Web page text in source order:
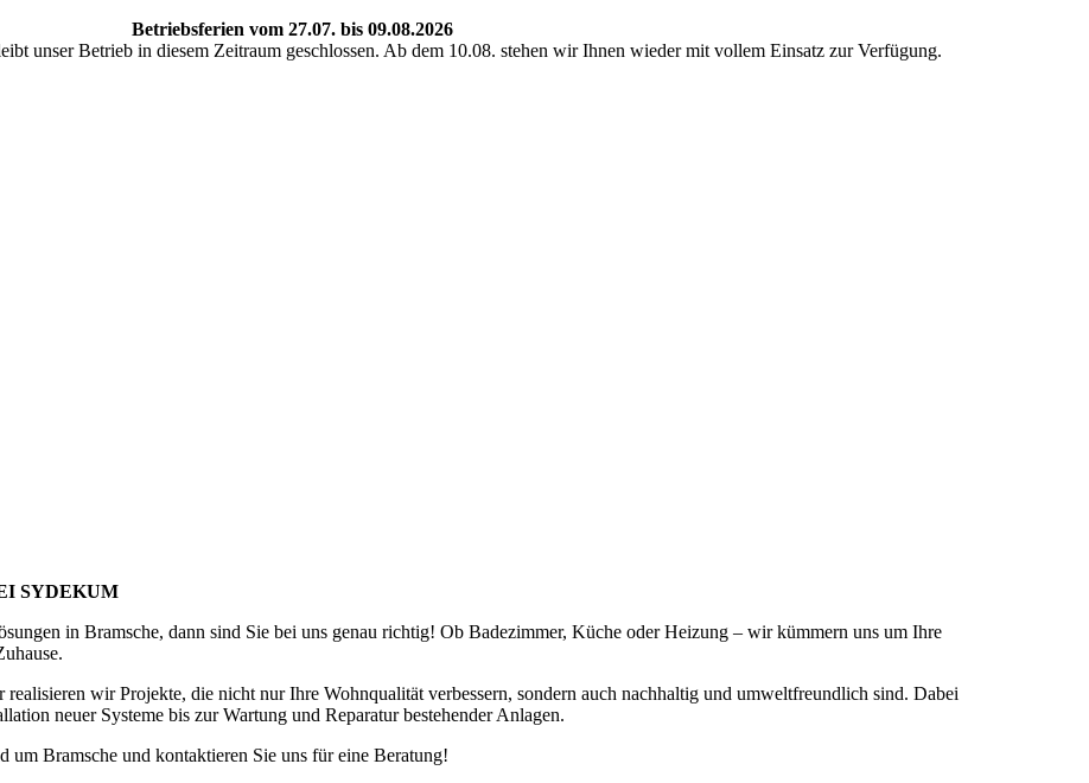
Betriebsferien vom 27.07. bis 09.08.2026
unser Betrieb in diesem Zeitraum geschlossen. Ab dem 10.08. stehen wir Ihnen wieder mit vollem Einsatz zur Verfügung.
SYDEKUM
in Bramsche, dann sind Sie bei uns genau richtig! Ob Badezimmer, Küche oder Heizung – wir kümmern uns um Ihre
wir Projekte, die nicht nur Ihre Wohnqualität verbessern, sondern auch nachhaltig und umweltfreundlich sind. Dabei
neuer Systeme bis zur Wartung und Reparatur bestehender Anlagen.
um Bramsche und kontaktieren Sie uns für eine Beratung!